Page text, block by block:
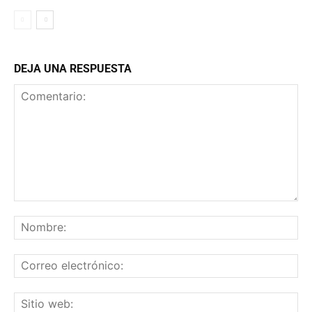
DEJA UNA RESPUESTA